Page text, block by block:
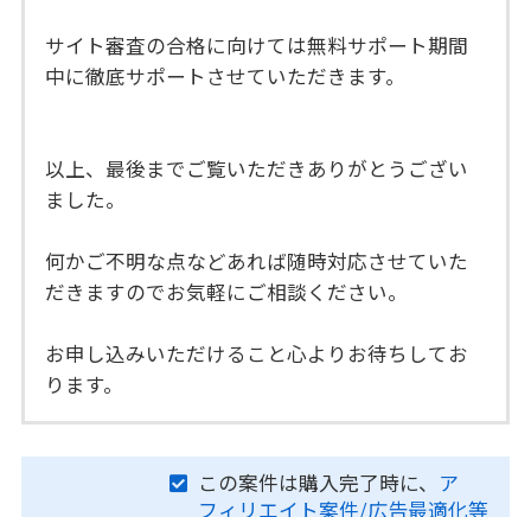
サイト審査の合格に向けては無料サポート期間
中に徹底サポートさせていただきます。
以上、最後までご覧いただきありがとうござい
ました。
何かご不明な点などあれば随時対応させていた
だきますのでお気軽にご相談ください。
お申し込みいただけること心よりお待ちしてお
ります。
この案件は購入完了時に、 ア
フィリエイト案件/広告最適化等